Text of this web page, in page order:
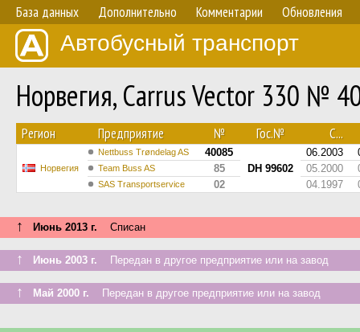
База данных Дополнительно Комментарии Обновления
Автобусный транспорт
Норвегия, Carrus Vector 330 №
Регион Предприятие № Гос.№ С...
Норвегия
Nettbuss Trøndelag AS
40085
DH 99602
06.2003
Team Buss AS 85 05.2000
SAS Transportservice 02 04.1997
↑ Июнь 2013 г. Списан
↑ Июнь 2003 г. Передан в другое предприятие или на завод
↑ Май 2000 г. Передан в другое предприятие или на завод